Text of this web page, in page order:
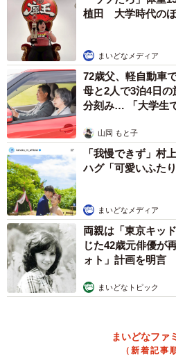
ただ、確かに似ています…。普段
過ごされがちな小さくマイナー
体を多くの方に知っていただけ
大変うれしいです。
◇ ◇
ぜひ多くの方にアクアマリンふ
き「寿司にしか見えない」深海
きたい。
なおアクアマリンふくしまでは
マとした企画展 「アクアマリン
会場の入り口がミニチュアの定置
り抜けていくと市場のような空
福島県で水揚げされる魚介類が
に展示されているという細やか
魚を「とる」仕組みを知り、魚
る」体験まで味わえるという貴
植田 大学時代のほ
まいどなメディア
72歳父、軽自動車
母と2人で3泊4日
分刻み… 「大学生
山岡 もと子
「我慢できず」村
ハグ「可愛いふた
まいどなメディア
両親は「東京キッ
じた42歳元俳優が
ォト」計画を明言
まいどなトピック
まいどなファ
（新着記事